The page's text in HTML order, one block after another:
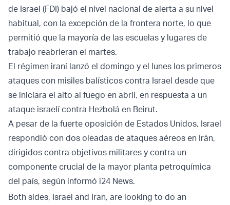
de Israel (FDI) bajó el nivel nacional de alerta a su nivel
habitual, con la excepción de la frontera norte, lo que
permitió que la mayoría de las escuelas y lugares de
trabajo reabrieran el martes.
El régimen iraní lanzó el domingo y el lunes los primeros
ataques con misiles balísticos contra Israel desde que
se iniciara el alto al fuego en abril, en respuesta a un
ataque israelí contra Hezbolá en Beirut.
A pesar de la fuerte oposición de Estados Unidos, Israel
respondió con dos oleadas de ataques aéreos en Irán,
dirigidos contra objetivos militares y contra un
componente crucial de la mayor planta petroquímica
del país, según informó i24 News.
Both sides, Israel and Iran, are looking to do an